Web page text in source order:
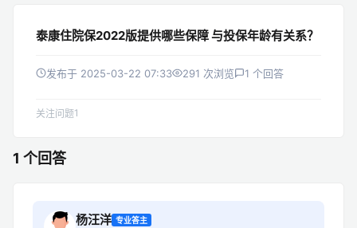
泰康住院保2022版提供哪些保障 与投保年龄有关系？
发布于 2025-03-22 07:33 291 次浏览 1 个回答
关注问题1
1 个回答
杨汪洋 专业答主